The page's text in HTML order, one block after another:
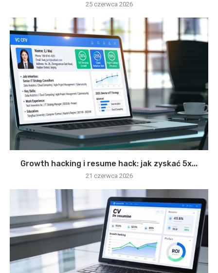
25 czerwca 2026
Growth hacking i resume hack: jak zyskać 5x...
21 czerwca 2026